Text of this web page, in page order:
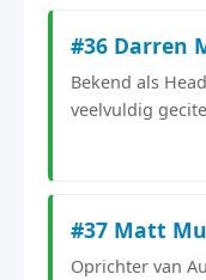
#36 Darren
Bekend als
veelvuldig
#37 Matt
Oprichter van